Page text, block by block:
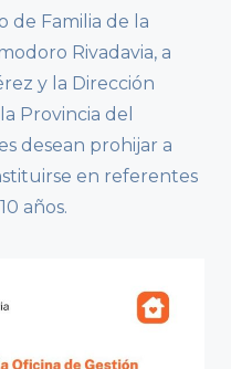
de Familia de la
Rivadavia, a
y la Dirección
Provincia del
desean prohijar a
en referentes
años.